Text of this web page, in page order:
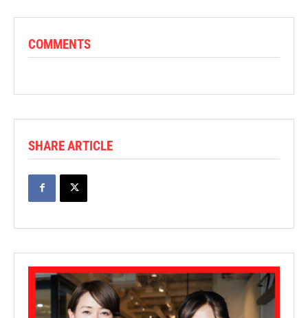
COMMENTS
SHARE ARTICLE